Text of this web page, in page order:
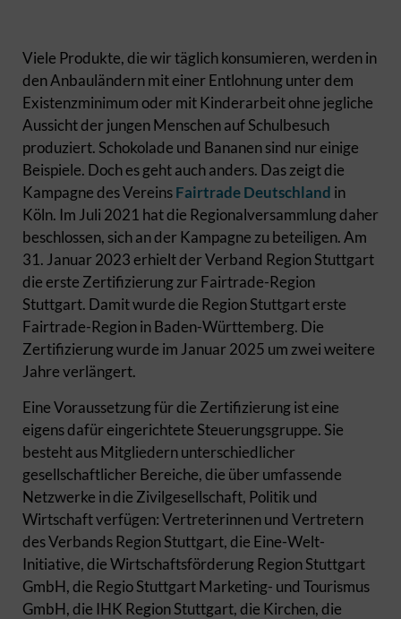
Viele Produkte, die wir täglich konsumieren, werden in
den Anbauländern mit einer Entlohnung unter dem
Existenzminimum oder mit Kinderarbeit ohne jegliche
Aussicht der jungen Menschen auf Schulbesuch
produziert. Schokolade und Bananen sind nur einige
Beispiele. Doch es geht auch anders. Das zeigt die
Kampagne des VereinsFairtrade Deutschland in
Köln. Im Juli 2021 hat die Regionalversammlung daher
beschlossen, sich an der Kampagne zu beteiligen. Am
31. Januar 2023 erhielt der Verband Region Stuttgart
die erste Zertifizierung zur Fairtrade-Region
Stuttgart. Damit wurde die Region Stuttgart erste
Fairtrade-Region in Baden-Württemberg. Die
Zertifizierung wurde im Januar 2025 um zwei weitere
Jahre verlängert.
Eine Voraussetzung für die Zertifizierung ist eine
eigens dafür eingerichtete Steuerungsgruppe. Sie
besteht aus Mitgliedern unterschiedlicher
gesellschaftlicher Bereiche, die über umfassende
Netzwerke in die Zivilgesellschaft, Politik und
Wirtschaft verfügen: Vertreterinnen und Vertretern
des Verbands Region Stuttgart, die Eine-Welt-
Initiative, die Wirtschaftsförderung Region Stuttgart
GmbH, die Regio Stuttgart Marketing- und Tourismus
GmbH, die IHK Region Stuttgart, die Kirchen, die